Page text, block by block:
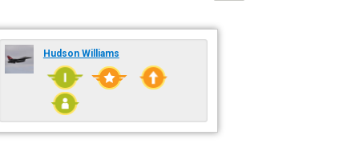
Hudson Williams